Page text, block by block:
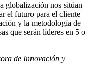
globalización nos sitúan
el futuro para el cliente
y la metodología de
que serán líderes en 5 o
de Innovación y